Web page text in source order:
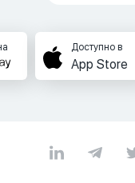
Доступно в
App Store